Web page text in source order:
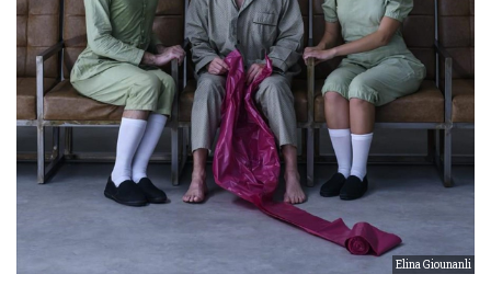
Elina Giounanli